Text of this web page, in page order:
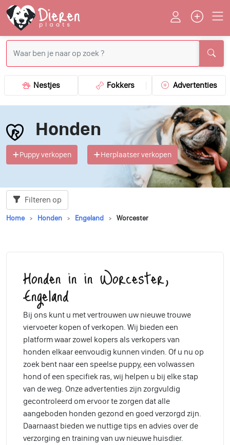
Nestjes Fokkers Advertenties
Honden
Puppy verkopen Herplaatser verkopen
Filteren op
Home Honden Engeland Worcester
Honden in in Worcester,
Engeland
Bij ons kunt u met vertrouwen uw nieuwe trouwe
viervoeter kopen of verkopen. Wij bieden een
platform waar zowel kopers als verkopers van
honden elkaar eenvoudig kunnen vinden. Of u nu op
zoek bent naar een speelse puppy, een volwassen
hond of een specifiek ras, wij helpen u bij elke stap
van de weg. Onze advertenties zijn zorgvuldig
gecontroleerd om ervoor te zorgen dat alle
aangeboden honden gezond en goed verzorgd zijn.
Daarnaast bieden we nuttige tips en advies over de
verzorging en training van uw nieuwe huisdier.